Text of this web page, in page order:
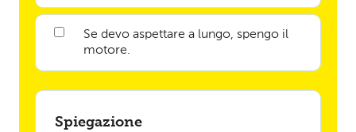
Se devo aspettare a lungo, spengo il
motore.
Spiegazione